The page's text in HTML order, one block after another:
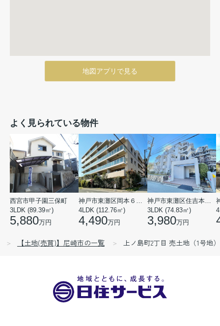
地図アプリで見る
よく見られている物件
西宮市甲子園三保町
3LDK (89.39㎡)
5,880万円
神戸市東灘区岡本６丁目
4LDK (112.76㎡)
4,490万円
神戸市東灘区住吉本町１丁目
3LDK (74.83㎡)
3,980万円
【土地(売買)】尼崎市の一覧 上ノ島町2丁目 売土地（1号地）